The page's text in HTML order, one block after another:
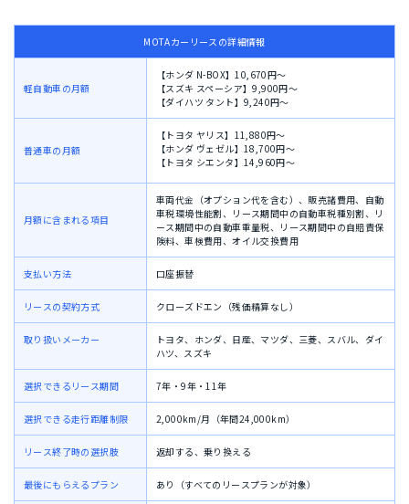
MOTAカーリースの詳細情報
軽自動車の月額
【ホンダ N-BOX】10,670円〜
【スズキ スペーシア】9,900円〜
【ダイハツ タント】9,240円〜
普通車の月額
【トヨタ ヤリス】11,880円〜
【ホンダ ヴェゼル】18,700円〜
【トヨタ シエンタ】14,960円〜
月額に含まれる項目
車両代金（オプション代を含む）、販売諸費用、自動
車税環境性能割、リース期間中の自動車税種別割、リ
ース期間中の自動車重量税、リース期間中の自賠責保
険料、車検費用、オイル交換費用
支払い方法 口座振替
リースの契約方式 クローズドエン（残価精算なし）
取り扱いメーカー
トヨタ、ホンダ、日産、マツダ、三菱、スバル、ダイ
ハツ、スズキ
選択できるリース期間 7年・9年・11年
選択できる走行距離制限 2,000km/月（年間24,000km）
リース終了時の選択肢 返却する、乗り換える
最後にもらえるプラン あり（すべてのリースプランが対象）